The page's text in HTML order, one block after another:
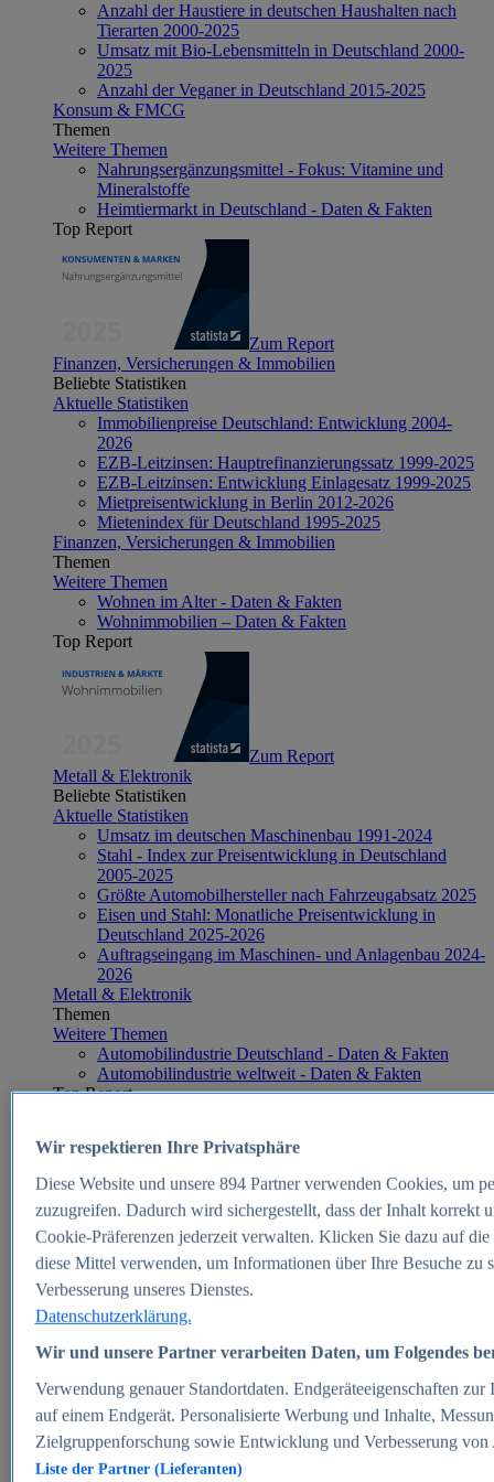
Anzahl der Haustiere in deutschen Haushalten nach
Tierarten 2000-2025
Umsatz mit Bio-Lebensmitteln in Deutschland 2000-
2025
Anzahl der Veganer in Deutschland 2015-2025
Konsum & FMCG
Themen
Weitere Themen
Nahrungsergänzungsmittel - Fokus: Vitamine und
Mineralstoffe
Heimtiermarkt in Deutschland - Daten & Fakten
Top Report
Zum Report
Finanzen, Versicherungen & Immobilien
Beliebte Statistiken
Aktuelle Statistiken
Immobilienpreise Deutschland: Entwicklung 2004-
2026
EZB-Leitzinsen: Hauptrefinanzierungssatz 1999-2025
EZB-Leitzinsen: Entwicklung Einlagesatz 1999-2025
Mietpreisentwicklung in Berlin 2012-2026
Mietenindex für Deutschland 1995-2025
Finanzen, Versicherungen & Immobilien
Themen
Weitere Themen
Wohnen im Alter - Daten & Fakten
Wohnimmobilien – Daten & Fakten
Top Report
Zum Report
Metall & Elektronik
Beliebte Statistiken
Aktuelle Statistiken
Umsatz im deutschen Maschinenbau 1991-2024
Stahl - Index zur Preisentwicklung in Deutschland
2005-2025
Größte Automobilhersteller nach Fahrzeugabsatz 2025
Eisen und Stahl: Monatliche Preisentwicklung in
Deutschland 2025-2026
Auftragseingang im Maschinen- und Anlagenbau 2024-
2026
Metall & Elektronik
Themen
Weitere Themen
Automobilindustrie Deutschland - Daten & Fakten
Automobilindustrie weltweit - Daten & Fakten
Top Report
Zum Report
E-commerce
Beliebte Statistiken
Aktuelle Statistiken
E-Commerce - Entwicklung des Umsatzes in
Deutschland 1999-2025
Umsatz von Amazon in Deutschland und weltweit
2010-2025
B2C-E-Commerce: Top-50 Online Shops in
Deutschland 2024
Marktanteile von Online-Zahlungsverfahren in
Deutschland 2024
Umsatzstarke Warengruppen im Online-Handel in
Deutschland 2023-2025
Wir respektieren Ihre Privatsphäre
Diese Website und unsere 894Partner verwenden Cookies, um
zuzugreifen. Dadurch wird sichergestellt, dass der Inhalt korrekt
Cookie-Präferenzen jederzeit verwalten. Klicken Sie dazu auf
diese Mittel verwenden, um Informationen über Ihre Besuche
Verbesserung unseres Dienstes.
Datenschutzerklärung.
Wir und unsere Partner verarbeiten Daten, um Folgendes
Verwendung genauer Standortdaten. Endgeräteeigenschaften
auf einem Endgerät. Personalisierte Werbung und Inhalte,
Zielgruppenforschung sowie Entwicklung und Verbesserung von
Liste der Partner (Lieferanten)